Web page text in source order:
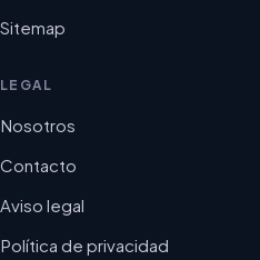
Sitemap
LEGAL
Nosotros
Contacto
Aviso legal
Política de privacidad